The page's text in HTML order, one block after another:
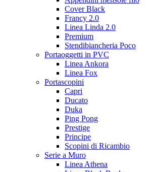
Cover Black
Francy 2.0
Linea Linda 2.0
Premium
Stendibiancheria Poco
Portaoggetti in PVC
Linea Ankora
Linea Fox
Portascopini
Capri
Ducato
Duka
Ping Pong
Prestige
Principe
Scopini di Ricambio
Serie a Muro
Linea Athena